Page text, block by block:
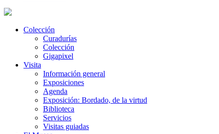
Colección
Curadurías
Colección
Gigapixel
Visita
Información general
Exposiciones
Agenda
Exposición: Bordado, de la virtud
Biblioteca
Servicios
Visitas guiadas